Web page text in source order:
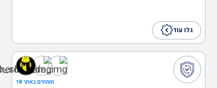
גלו עוד
מומחים באתר 18